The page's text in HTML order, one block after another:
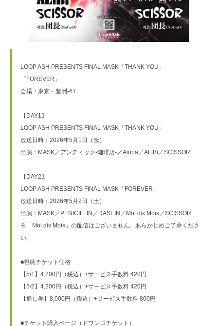
LOOP ASH PRESENTS FINAL MASK「THANK YOU」
「FOREVER」
会場：東京・豊洲PIT
【DAY1】
LOOP ASH PRESENTS FINAL MASK「THANK YOU」
放送日時：2026年5月1日（金）
出演：MASK／アンティック-珈琲店-／Aioria／ALiBi／SCISSOR
【DAY2】
LOOP ASH PRESENTS FINAL MASK「FOREVER」
放送日時：2026年5月2日（土）
出演：MASK／PENICILLIN／DASEIN／Moi dix Mois／SCISSOR
※「Moi dix Mois」の配信はございません。あらかじめご了承くださ
い。
■視聴チケット価格
【5/1】4,200円（税込）+サービス手数料 420円
【5/2】4,200円（税込）+サービス手数料 420円
【通し券】8,000円（税込）+サービス手数料 800円
■チケット購入ページ（ドワンゴチケット）